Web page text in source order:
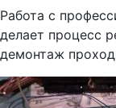
Работа с
делает процесс
демонтаж